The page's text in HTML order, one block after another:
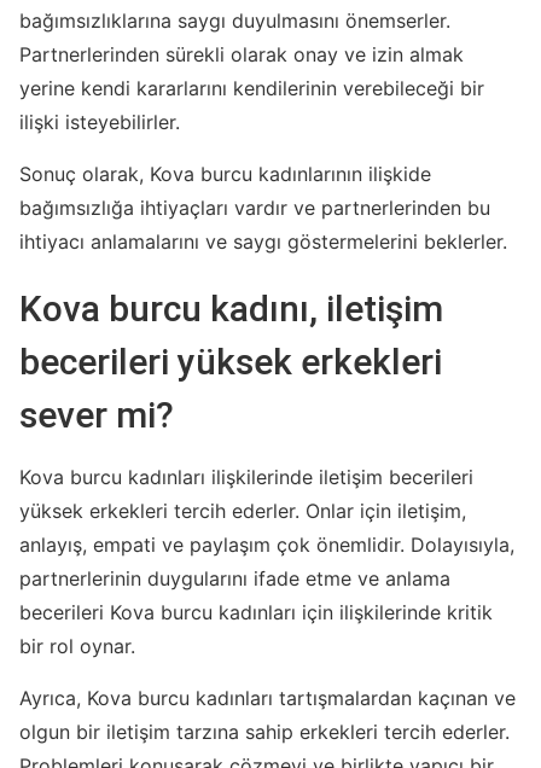
bağımsızlıklarına saygı duyulmasını önemserler.
Partnerlerinden sürekli olarak onay ve izin almak
yerine kendi kararlarını kendilerinin verebileceği bir
ilişki isteyebilirler.
Sonuç olarak, Kova burcu kadınlarının ilişkide
bağımsızlığa ihtiyaçları vardır ve partnerlerinden bu
ihtiyacı anlamalarını ve saygı göstermelerini beklerler.
Kova burcu kadını, iletişim
becerileri yüksek erkekleri
sever mi?
Kova burcu kadınları ilişkilerinde iletişim becerileri
yüksek erkekleri tercih ederler. Onlar için iletişim,
anlayış, empati ve paylaşım çok önemlidir. Dolayısıyla,
partnerlerinin duygularını ifade etme ve anlama
becerileri Kova burcu kadınları için ilişkilerinde kritik
bir rol oynar.
Ayrıca, Kova burcu kadınları tartışmalardan kaçınan ve
olgun bir iletişim tarzına sahip erkekleri tercih ederler.